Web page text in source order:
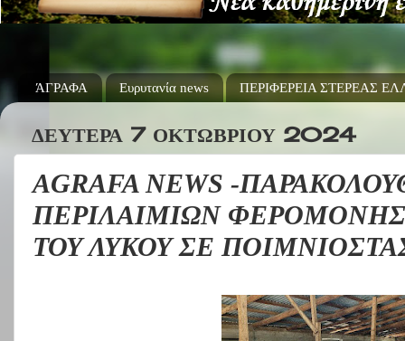
ΆΓΡΑΦΑ Ευρυτανία news ΠΕΡΙΦΕΡΕΙΑ ΣΤΕΡΕΑΣ
ΔΕΥΤΈΡΑ 7 ΟΚΤΩΒΡΊΟΥ 2024
AGRAFA NEWS -
ΠΕΡΙΛΑΙΜΙΩΝ
ΤΟΥ ΛΥΚΟΥ ΣΕ